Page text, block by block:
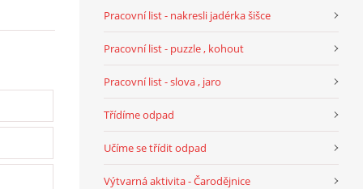
Pracovní list - nakresli jadérka šišce
Pracovní list - puzzle , kohout
Pracovní list - slova , jaro
Třídíme odpad
Učíme se třídit odpad
Výtvarná aktivita - Čarodějnice